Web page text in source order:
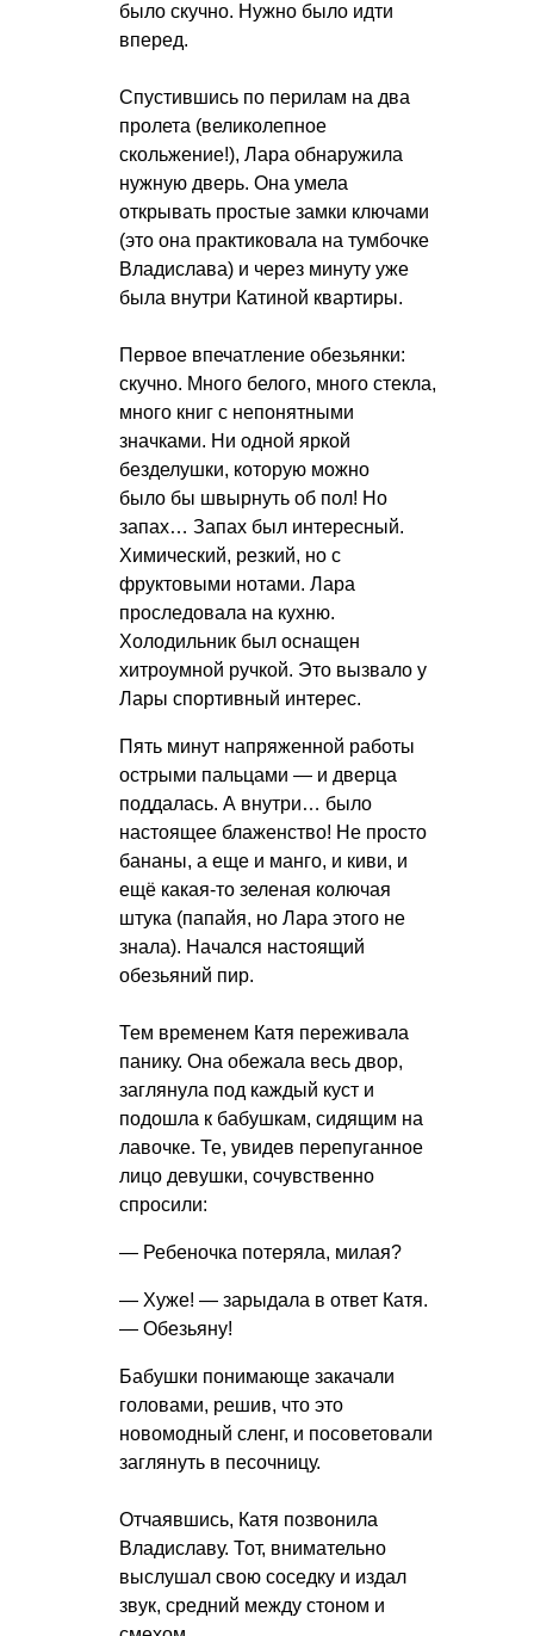
было скучно. Нужно было идти
вперед.
Спустившись по перилам на два
пролета (великолепное
скольжение!), Лара обнаружила
нужную дверь. Она умела
открывать простые замки ключами
(это она практиковала на тумбочке
Владислава) и через минуту уже
была внутри Катиной квартиры.
Первое впечатление обезьянки:
скучно. Много белого, много стекла,
много книг с непонятными
значками. Ни одной яркой
безделушки, которую можно
было бы швырнуть об пол! Но
запах… Запах был интересный.
Химический, резкий, но с
фруктовыми нотами. Лара
проследовала на кухню.
Холодильник был оснащен
хитроумной ручкой. Это вызвало у
Лары спортивный интерес.
Пять минут напряженной работы
острыми пальцами — и дверца
поддалась. А внутри… было
настоящее блаженство! Не просто
бананы, а еще и манго, и киви, и
ещё какая-то зеленая колючая
штука (папайя, но Лара этого не
знала). Начался настоящий
обезьяний пир.
Тем временем Катя переживала
панику. Она обежала весь двор,
заглянула под каждый куст и
подошла к бабушкам, сидящим на
лавочке. Те, увидев перепуганное
лицо девушки, сочувственно
спросили:
— Ребеночка потеряла, милая?
— Хуже! — зарыдала в ответ Катя.
— Обезьяну!
Бабушки понимающе закачали
головами, решив, что это
новомодный сленг, и посоветовали
заглянуть в песочницу.
Отчаявшись, Катя позвонила
Владиславу. Тот, внимательно
выслушал свою соседку и издал
звук, средний между стоном и